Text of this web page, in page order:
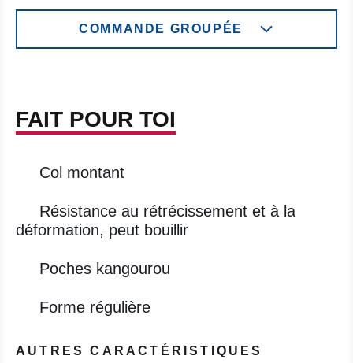
COMMANDE GROUPÉE
FAIT POUR TOI
Col montant
Résistance au rétrécissement et à la
déformation, peut bouillir
Poches kangourou
Forme régulière
AUTRES CARACTÉRISTIQUES